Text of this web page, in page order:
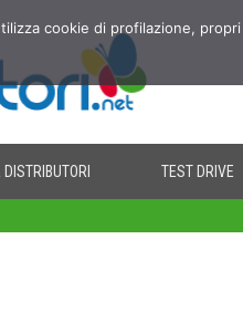
TEST DRIVE
cookie di profilazione,